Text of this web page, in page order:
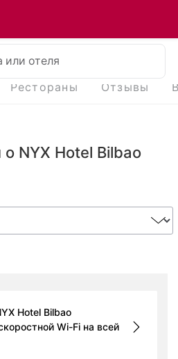
или отеля
Рестораны Отзывы
NYX Hotel Bilbao
Hotel Bilbao
Wi-Fi на всей